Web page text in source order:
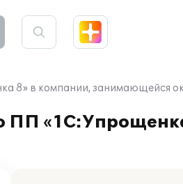
8» в компании, занимающейся
ПП